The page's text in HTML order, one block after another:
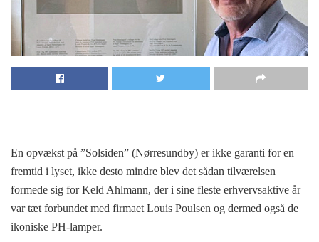
En opvækst på ”Solsiden” (Nørresundby) er ikke garanti for en
fremtid i lyset, ikke desto mindre blev det sådan tilværelsen
formede sig for Keld Ahlmann, der i sine fleste erhvervsaktive år
var tæt forbundet med firmaet Louis Poulsen og dermed også de
ikoniske PH-lamper.